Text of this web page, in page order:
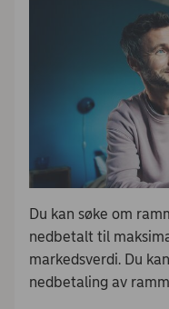
Du kan søke om
nedbetalt til
markedsverdi. Du
nedbetaling av